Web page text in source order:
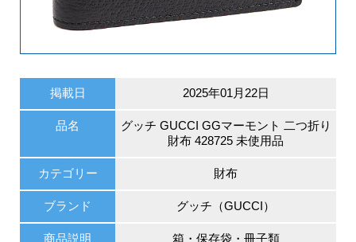
掲載日 2025年01月22日
品名
グッチ GUCCI GGマーモント 二つ折り
財布 428725 未使用品
カテゴリー 財布
ブランド グッチ（GUCCI）
商品説明 箱・保存袋・冊子類